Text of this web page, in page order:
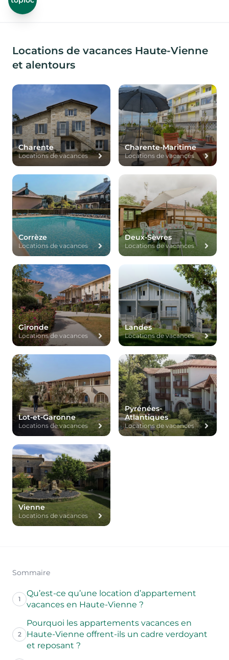
Locations de vacances Haute-Vienne
et alentours
Charente
Locations de vacances
Charente-Maritime
Locations de vacances
Corrèze
Locations de vacances
Deux-Sèvres
Locations de vacances
Gironde
Locations de vacances
Landes
Locations de vacances
Lot-et-Garonne
Locations de vacances
Pyrénées-
Atlantiques
Locations de vacances
Vienne
Locations de vacances
Sommaire
1
Qu’est-ce qu’une location d’appartement
vacances en Haute-Vienne ?
2
Pourquoi les appartements vacances en
Haute-Vienne offrent-ils un cadre verdoyant
et reposant ?